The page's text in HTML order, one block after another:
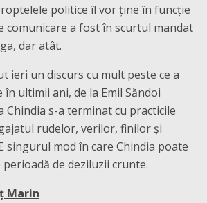
politice îl vor ține în funcție
comunicare a fost în scurtul mandat
dar atât.
ieri un discurs cu mult peste ce a
ultimii ani, de la Emil Săndoi
Chindia s-a terminat cu practicile
rudelor, verilor, finilor și
singurul mod în care Chindia poate
de deziluzii crunte.
Marin